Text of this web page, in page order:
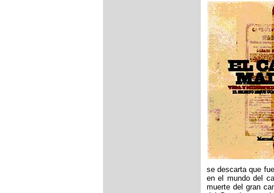
se descarta que
en el mundo del
muerte del gran